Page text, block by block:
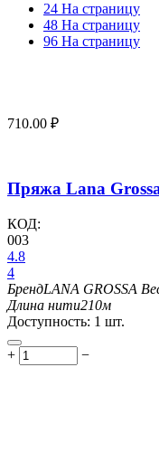
24 На страницу
48 На страницу
96 На страницу
710.00 ₽
Пряжа Lana
КОД:
003
4.8
4
БрендLANA GROSSA
Длина нити210м
Доступность: 1 шт.
+ −